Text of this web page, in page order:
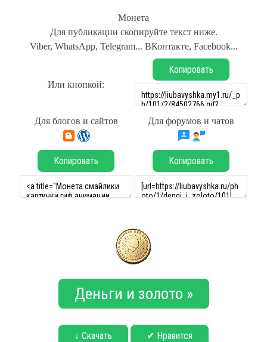
Монета
Для публикации скопируйте текст ниже.
Viber, WhatsApp, Telegram... ВКонтакте, Facebook...
Или кнопкой:
Копировать
Для блогов и сайтов Для форумов и чатов
Копировать Копировать
Деньги и золото »
↓ Скачать ✔ Нравится